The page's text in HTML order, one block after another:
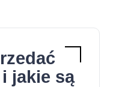
jakie są